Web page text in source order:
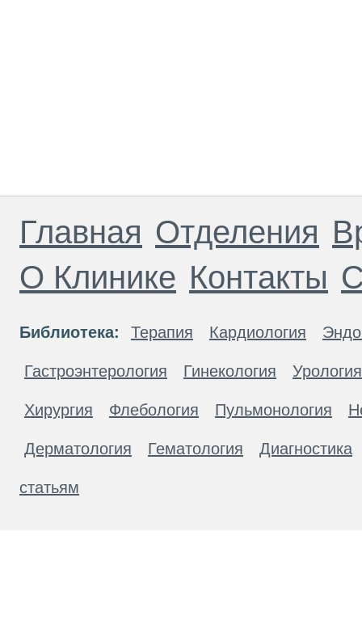
Главная Отделения
О Клинике Контакты
Библиотека: Терапия Кардиология
Гастроэнтерология Гинекология Урология
Хирургия Флебология Пульмонология
Дерматология Гематология Диагностика
статьям